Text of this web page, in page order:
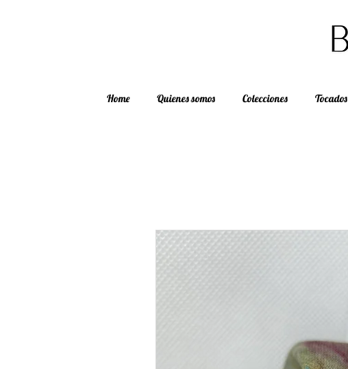
Home Quienes somos Colecciones Tocados